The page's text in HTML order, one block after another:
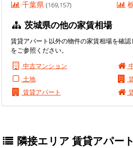
千葉県(169,157)
茨城県の他の家賃相場
賃貸アパート以外の物件の家賃相場を確
をご参照ください。
中古マンション
土地
賃貸アパート
隣接エリア 賃貸アパー